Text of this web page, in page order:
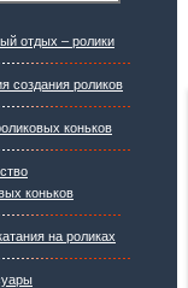
отдых – ролики
создания роликов
коньков
коньков
на роликах